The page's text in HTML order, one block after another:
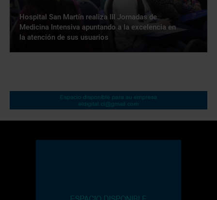
Hospital San Martín realiza III Jornadas de
Medicina Intensiva apuntando a la excelencia en
la atención de sus usuarios